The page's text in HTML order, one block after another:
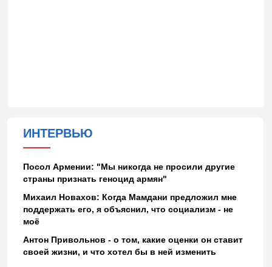
ИНТЕРВЬЮ
Посол Армении: "Мы никогда не просили другие
страны признать геноцид армян"
Михаил Новахов: Когда Мамдани предложил мне
поддержать его, я объяснил, что социализм - не
моё
Антон Привольнов - о том, какие оценки он ставит
своей жизни, и что хотел бы в ней изменить